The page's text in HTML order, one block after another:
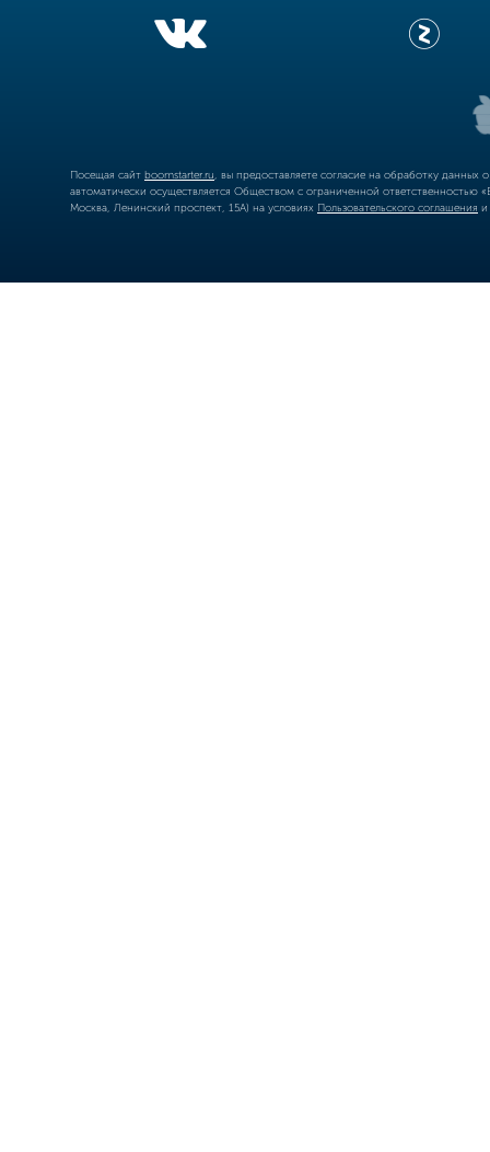
Посещая сайт boomstarter.ru , вы предоставляете согласие на обработку
автоматически осуществляется Обществом с ограниченной
Москва, Ленинский проспект, 15А) на условиях Пользовательского соглашения и